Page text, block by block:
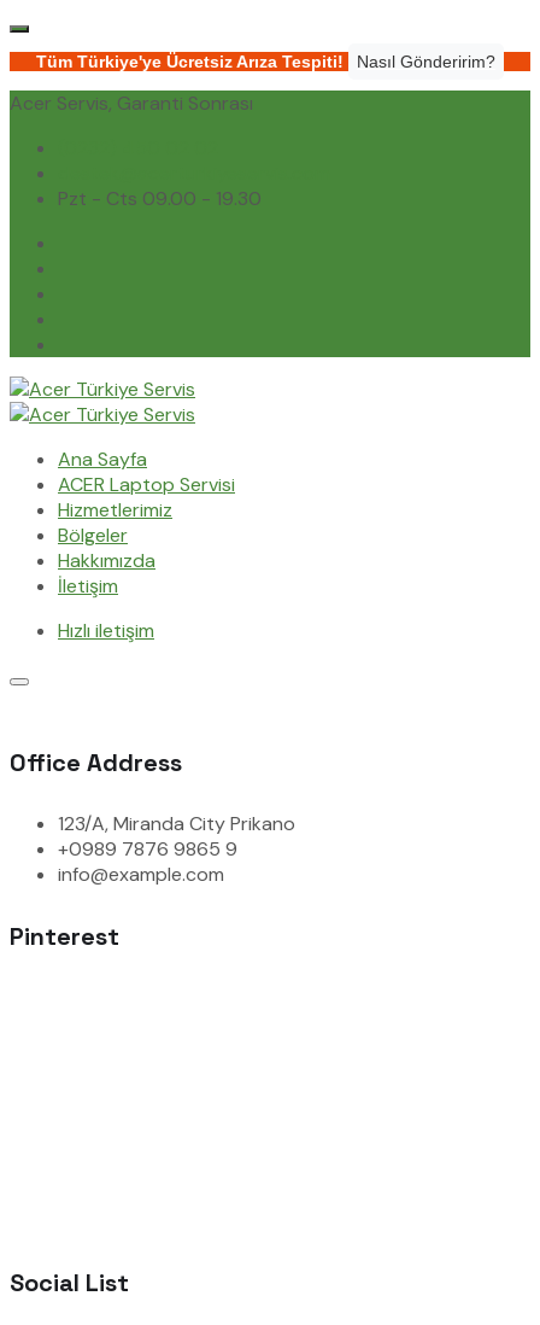
Tüm Türkiye'ye Ücretsiz Arıza Tespiti! Nasıl Gönderirim?
Acer Servis, Garanti Sonrası
Pzt - Cts 09.00 - 19.30
Ana Sayfa
ACER Laptop Servisi
Hizmetlerimiz
Bölgeler
Hakkımızda
İletişim
Hızlı iletişim
Office Address
123/A, Miranda City Prikano
+0989 7876 9865 9
info@example.com
Pinterest
Social List